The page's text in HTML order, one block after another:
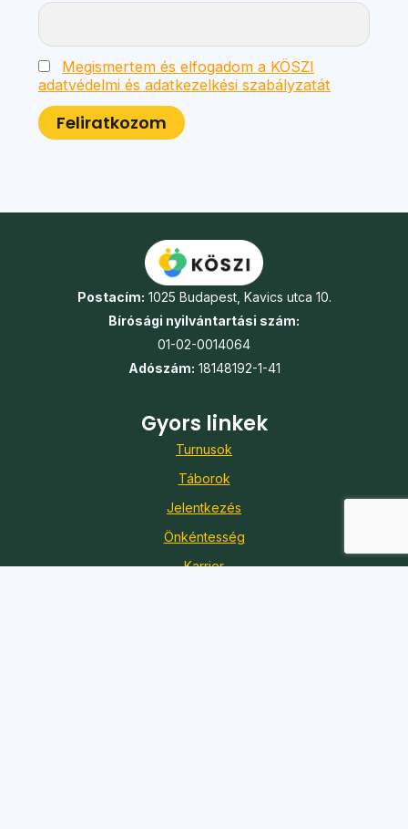
Megismertem és elfogadom a KÖSZI
adatvédelmi és adatkezelkési szabályzatát
Postacím: 1025 Budapest, Kavics utca 10.
Bírósági nyilvántartási szám:
01-02-0014064
Adószám: 18148192-1-41
Gyors linkek
Turnusok
Táborok
Jelentkezés
Önkéntesség
Karrier